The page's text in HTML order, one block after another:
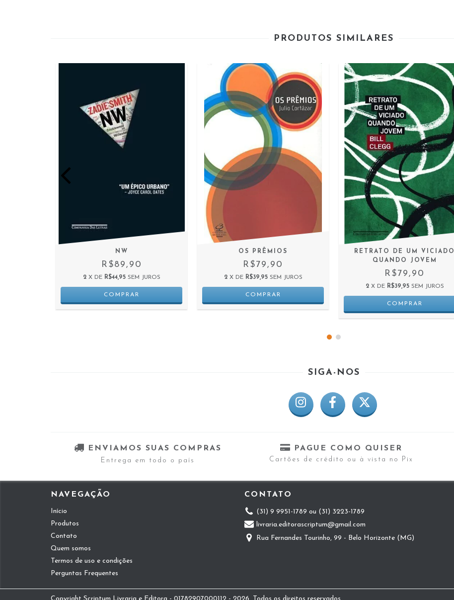
PRODUTOS SIMILARES
NW
R$89,90
2 X DE R$44,95 SEM JUROS
OS PRÊMIOS
R$79,90
2 X DE R$39,95 SEM JUROS
RETRATO DE UM VICIADO
QUANDO JOVEM
R$79,90
2 X DE R$39,95 SEM JUROS
SIGA-NOS
ENVIAMOS SUAS COMPRAS
Entrega em todo o país
PAGUE COMO QUISER
Cartões de crédito ou à vista no Pix
NAVEGAÇÃO
Início
Produtos
Contato
Quem somos
Termos de uso e condições
Perguntas Frequentes
CONTATO
(31) 9 9951-1789 ou (31) 3223-1789
livraria.editorascriptum@gmail.com
Rua Fernandes Tourinho, 99 - Belo Horizonte (MG)